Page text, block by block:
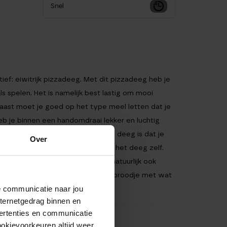
Over
naar jou
binnen en
en communicatie
altijd weer
Snel
eiwitrijk pizzadeeg. Met dit pizzadeeg heb je
spelen. Het is namelijk best lastig om mooi
moet je goed op het type meel letten dat je
je binnen een handomdraai lekker en luchtig
dus niet dat dit het lekkerste deeg is dat je
zijn alleen voor het deeg zelf.
en verse basilicum. Je kunt natuurlijk ook
krijgt. Beleg de pizza of het broodje met wat